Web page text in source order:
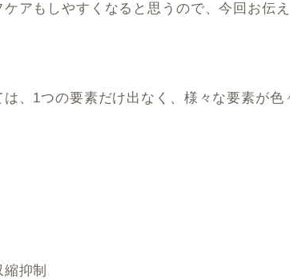
アもしやすくなると思うので、今回お伝え
、1つの要素だけ出なく、様々な要素が色
抑制